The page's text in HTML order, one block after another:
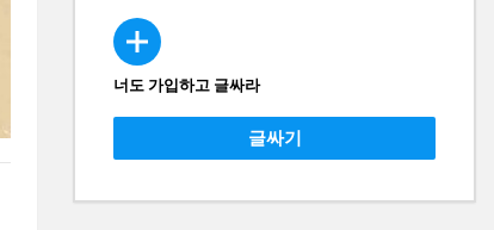
CREATE
너도 가입하고 글싸라
글싸기